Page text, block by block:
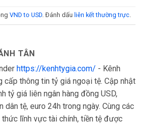
VND to USD. Đánh dấu liên kết thường trực.
TÂN
https://kenhtygia.com/ - Kênh
cấp thông tin tỷ giá ngoại tệ. Cập nhật
tỷ giá liên ngân hàng đồng USD,
dân tệ, euro 24h trong ngày. Cùng các
thức lĩnh vực tài chính, tiền tệ được